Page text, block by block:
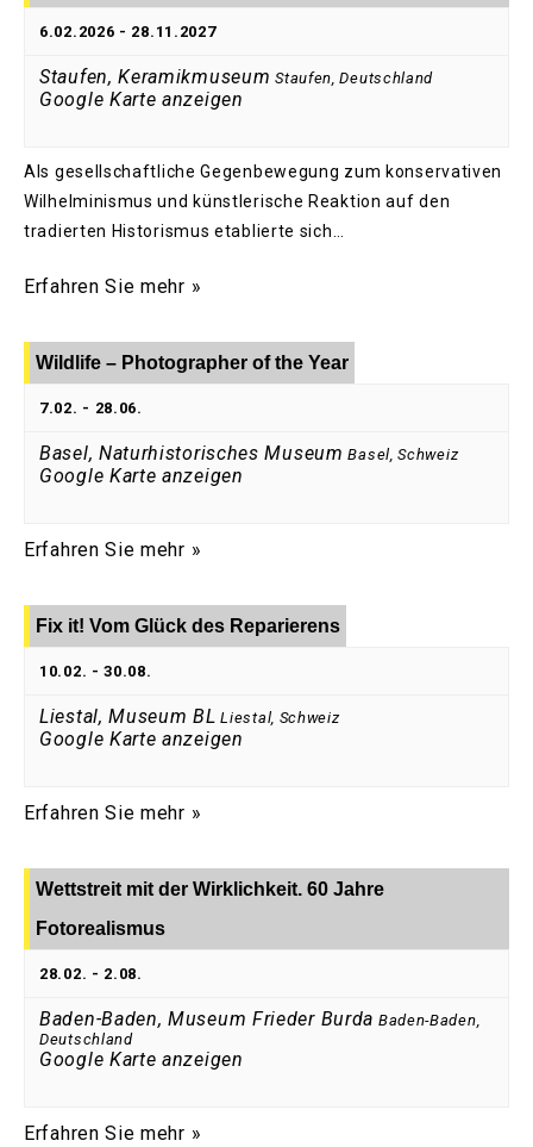
6.02.2026 - 28.11.2027
Staufen, Keramikmuseum Staufen, Deutschland
Google Karte anzeigen
Als gesellschaftliche Gegenbewegung zum konservativen
Wilhelminismus und künstlerische Reaktion auf den
tradierten Historismus etablierte sich…
Erfahren Sie mehr »
Wildlife – Photographer of the Year
7.02. - 28.06.
Basel, Naturhistorisches Museum Basel, Schweiz
Google Karte anzeigen
Erfahren Sie mehr »
Fix it! Vom Glück des Reparierens
10.02. -30.08.
Liestal, Museum BL Liestal, Schweiz
Google Karte anzeigen
Erfahren Sie mehr »
Wettstreit mit der Wirklichkeit. 60 Jahre
Fotorealismus
28.02. - 2.08.
Baden-Baden, Museum Frieder Burda Baden-Baden,
Deutschland
Google Karte anzeigen
Erfahren Sie mehr »